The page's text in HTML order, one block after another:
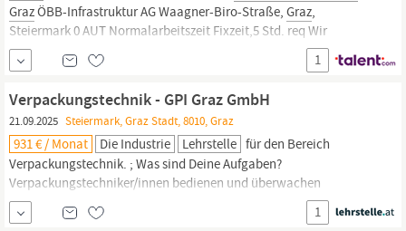
GrazÖBB-Infrastruktur AG Waagner-Biro-Straße, Graz,
Steiermark 0 AUT Normalarbeitszeit Fixzeit,5 Std. req Wir
möchten neue Wege gehen. Und neue Wege schaffen. Heute. Für
morgen. Für uns. Jetzt Teil des werden! Next Level
Maschinen
1
Verpackungstechnik - GPI Graz GmbH
21.09.2025 Steiermark, Graz Stadt, 8010, Graz
931 € / Monat Die Industrie Lehrstelle für den Bereich
Verpackungstechnik. ; Was sind Deine Aufgaben?
Verpackungstechniker/innen bedienen und überwachen
sämtliche Verarbeitungsmaschinen, die Verpackungen aus
Karton herstellen. Dazu zählen neben Druck- auch Klebe- und
1